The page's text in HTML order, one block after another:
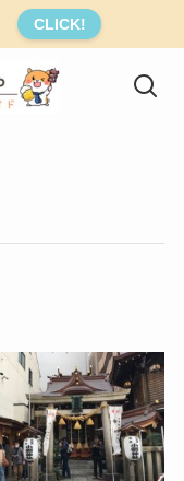
CLICK!